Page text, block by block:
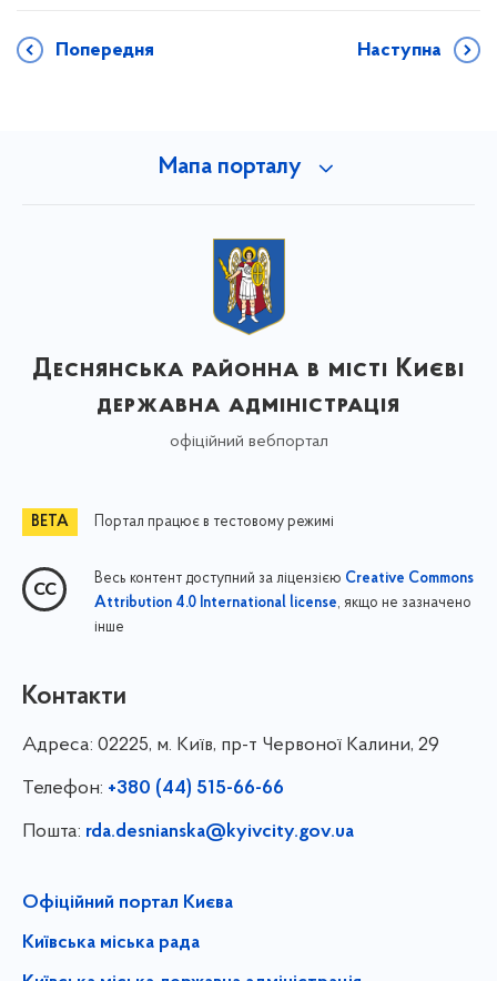
Попередня Наступна
Мапа порталу
Деснянська районна в місті Києві
державна адміністрація
офіційний вебпортал
Портал працює в тестовому режимі
Весь контент доступний за ліцензією Creative Commons
Attribution 4.0 International license, якщо не зазначено
інше
Контакти
Адреса: 02225, м. Київ, пр-т Червоної Калини, 29
Телефон: +380 (44) 515-66-66
Пошта: rda.desnianska@kyivcity.gov.ua
Офіційний портал Києва
Київська міська рада